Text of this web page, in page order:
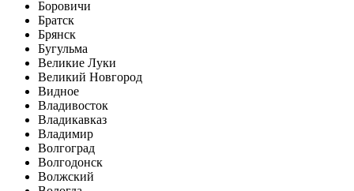
Боровичи
Братск
Брянск
Бугульма
Великие Луки
Великий Новгород
Видное
Владивосток
Владикавказ
Владимир
Волгоград
Волгодонск
Волжский